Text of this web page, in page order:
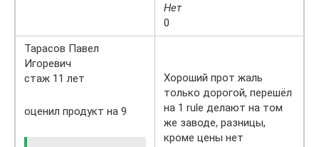
Нет
0
Тарасов Павел
Игоревич
стаж 11 лет
оценил продукт на 9
Хороший прот жаль
только дорогой, перешёл
на 1 rule делают на том
же заводе, разницы,
кроме цены нет